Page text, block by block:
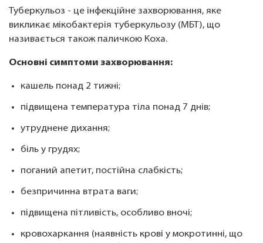
Туберкульоз - це інфекційне захворювання, яке
викликає мікобактерія туберкульозу (МБТ), що
називається також паличкою Коха.
Основні симптоми захворювання:
кашель понад 2 тижні;
підвищена температура тіла понад 7 днів;
утруднене дихання;
біль у грудях;
поганий апетит, постійна слабкість;
безпричинна втрата ваги;
підвищена пітливість, особливо вночі;
кровохаркання (наявність крові у мокротинні, що